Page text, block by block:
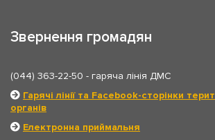
Звернення громадян
(044) 363-22-50 - гаряча лінія ДМС
Гарячі лінії та Facebook-сторінки
органів
Електронна приймальня